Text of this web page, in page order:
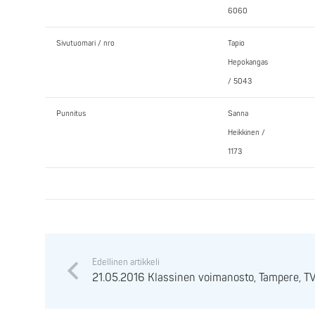
6060
Sivutuomari / nro Tapio
Hepokangas
/ 5043
Punnitus Sanna
Heikkinen /
1173
Edellinen artikkeli
21.05.2016 Klassinen voimanosto, Tampere,